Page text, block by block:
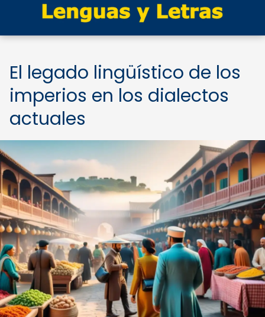
El legado lingüístico de los
imperios en los dialectos
actuales